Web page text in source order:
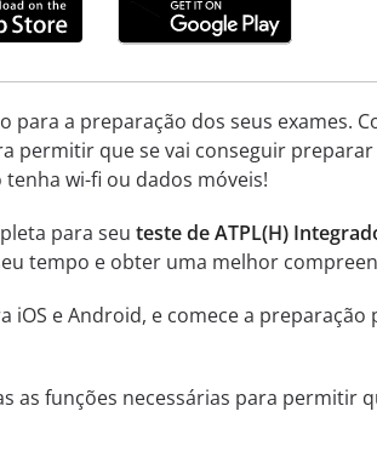
para a preparação dos seus exames.
permitir que se vai conseguir
wi-fi ou dados móveis!
para seu teste de ATPL(H)
tempo e obter uma melhor
e Android, e comece a preparação
as funções necessárias para permitir